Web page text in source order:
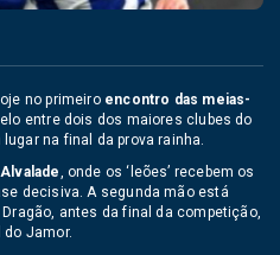
no primeiro encontro das meias-
entre dois dos maiores clubes do
na final da prova rainha.
, onde os ‘leões’ recebem os
decisiva. A segunda mão está
antes da final da competição,
Jamor.